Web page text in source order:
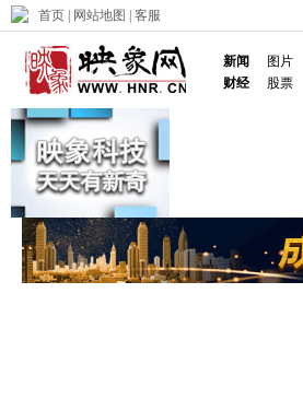
首页 网站地图 客服
新闻 图片
财经
股票